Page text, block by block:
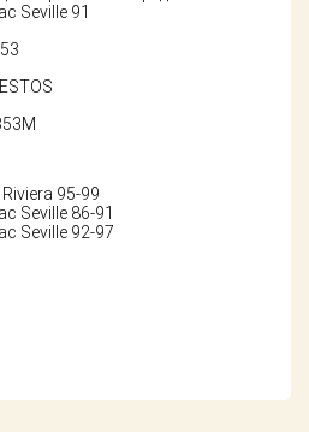
Seville 91
95-99
Seville 86-91
Seville 92-97